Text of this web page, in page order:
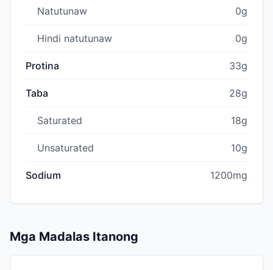
Natutunaw 0g
Hindi natutunaw 0g
Protina 33g
Taba 28g
Saturated 18g
Unsaturated 10g
Sodium 1200mg
Mga Madalas Itanong